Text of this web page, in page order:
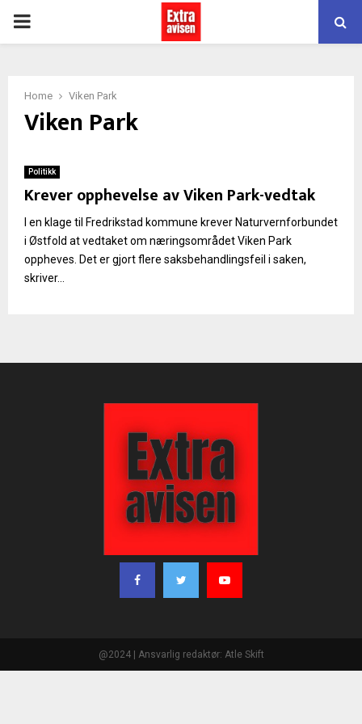
PRIMARY
Home Viken Park
Viken Park
Politikk
Krever opphevelse av Viken Park-vedtak
I en klage til Fredrikstad kommune krever Naturvernforbundet
i Østfold at vedtaket om næringsområdet Viken Park
oppheves. Det er gjort flere saksbehandlingsfeil i saken,
skriver...
@2024 | Ansvarlig redaktør: Atle Skift